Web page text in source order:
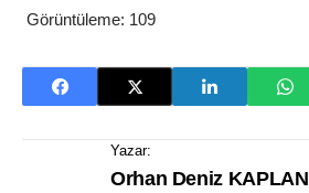
Görüntüleme: 109
Yazar:
Orhan Deniz KAPLAN